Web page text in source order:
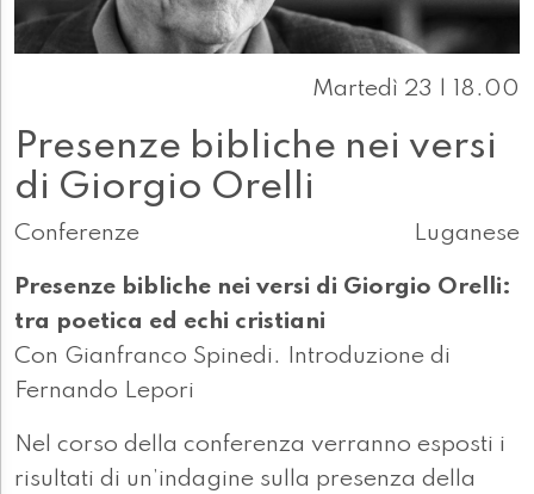
Martedì 23 | 18.00
Presenze bibliche nei versi
di Giorgio Orelli
Conferenze Luganese
Presenze bibliche nei versi di Giorgio Orelli:
tra poetica ed echi cristiani
Con Gianfranco Spinedi. Introduzione di
Fernando Lepori
Nel corso della conferenza verranno esposti i
risultati di un’indagine sulla presenza della